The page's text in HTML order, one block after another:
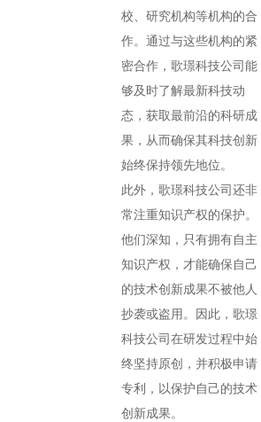
校、研究机构等机构的合
作。通过与这些机构的紧
密合作，歌璟科技公司能
够及时了解最新科技动
态，获取最前沿的科研成
果，从而确保其科技创新
始终保持领先地位。
此外，歌璟科技公司还非
常注重知识产权的保护。
他们深知，只有拥有自主
知识产权，才能确保自己
的技术创新成果不被他人
抄袭或盗用。因此，歌璟
科技公司在研发过程中始
终坚持原创，并积极申请
专利，以保护自己的技术
创新成果。